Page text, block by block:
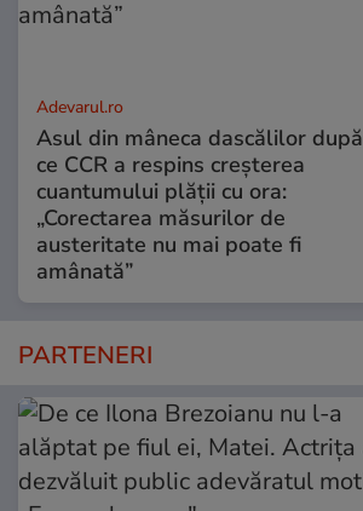
Adevarul.ro
Asul din mâneca dascălilor după
ce CCR a respins creșterea
cuantumului plății cu ora:
„Corectarea măsurilor de
austeritate nu mai poate fi
amânată”
PARTENERI